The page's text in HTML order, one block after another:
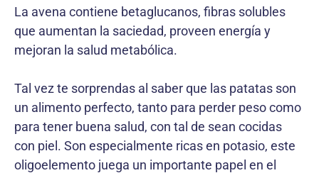
La avena contiene betaglucanos, fibras solubles
que aumentan la saciedad, proveen energía y
mejoran la salud metabólica.
Tal vez te sorprendas al saber que las patatas son
un alimento perfecto, tanto para perder peso como
para tener buena salud, con tal de sean cocidas
con piel. Son especialmente ricas en potasio, este
oligoelemento juega un importante papel en el